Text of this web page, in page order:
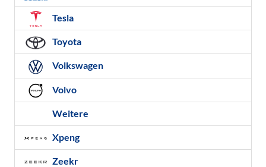
Tesla
Toyota
Volkswagen
Volvo
Weitere
Xpeng
Zeekr